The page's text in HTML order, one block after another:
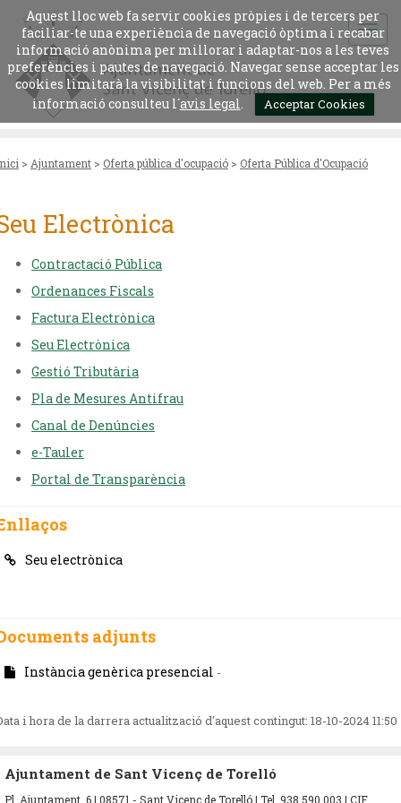
Aquest lloc web fa servir cookies pròpies i de tercers per
faciliar-te una experiència de navegació òptima i recabar
informació anònima per millorar i adaptar-nos a les teves
preferències i pautes de navegació. Navegar sense acceptar les
cookies limitarà la visibilitat i funcions del web. Per a més
informació consulteu l´avis legal. Acceptar Cookies
> Ajuntament > Oferta pública d'ocupació > Oferta Pública d'Ocupació
Electrònica
Contractació Pública
Ordenances Fiscals
Factura Electrònica
Seu Electrònica
Gestió Tributària
Pla de Mesures Antifrau
Canal de Denúncies
e-Tauler
Portal de Transparència
Seu electrònica
adjunts
Instància genèrica presencial -
i hora de la darrera actualització d'aquest contingut: 18-10-2024 11:50
Ajuntament de Sant Vicenç de Torelló
Pl. Ajuntament, 6 | 08571 - Sant Vicenç de Torelló | Tel. 938 590 003 | CIF